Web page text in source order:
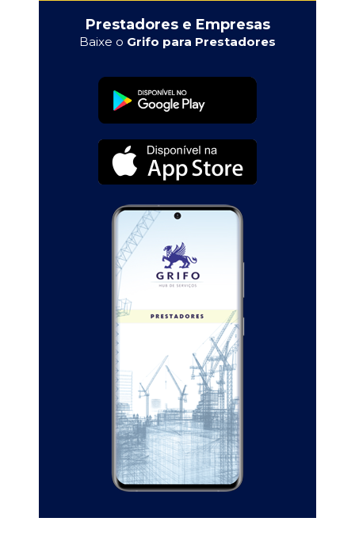
Prestadores e Empresas
Baixe o Grifo para Prestadores